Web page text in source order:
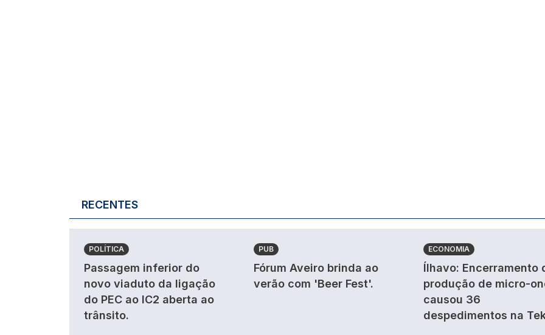
RECENTES
POLÍTICA
Passagem inferior do
novo viaduto da ligação
do PEC ao IC2 aberta ao
trânsito.
PUB
Fórum Aveiro brinda ao
verão com 'Beer Fest'.
ECONOMIA
Ílhavo: Encerramento
produção de micro-
causou 36
despedimentos na